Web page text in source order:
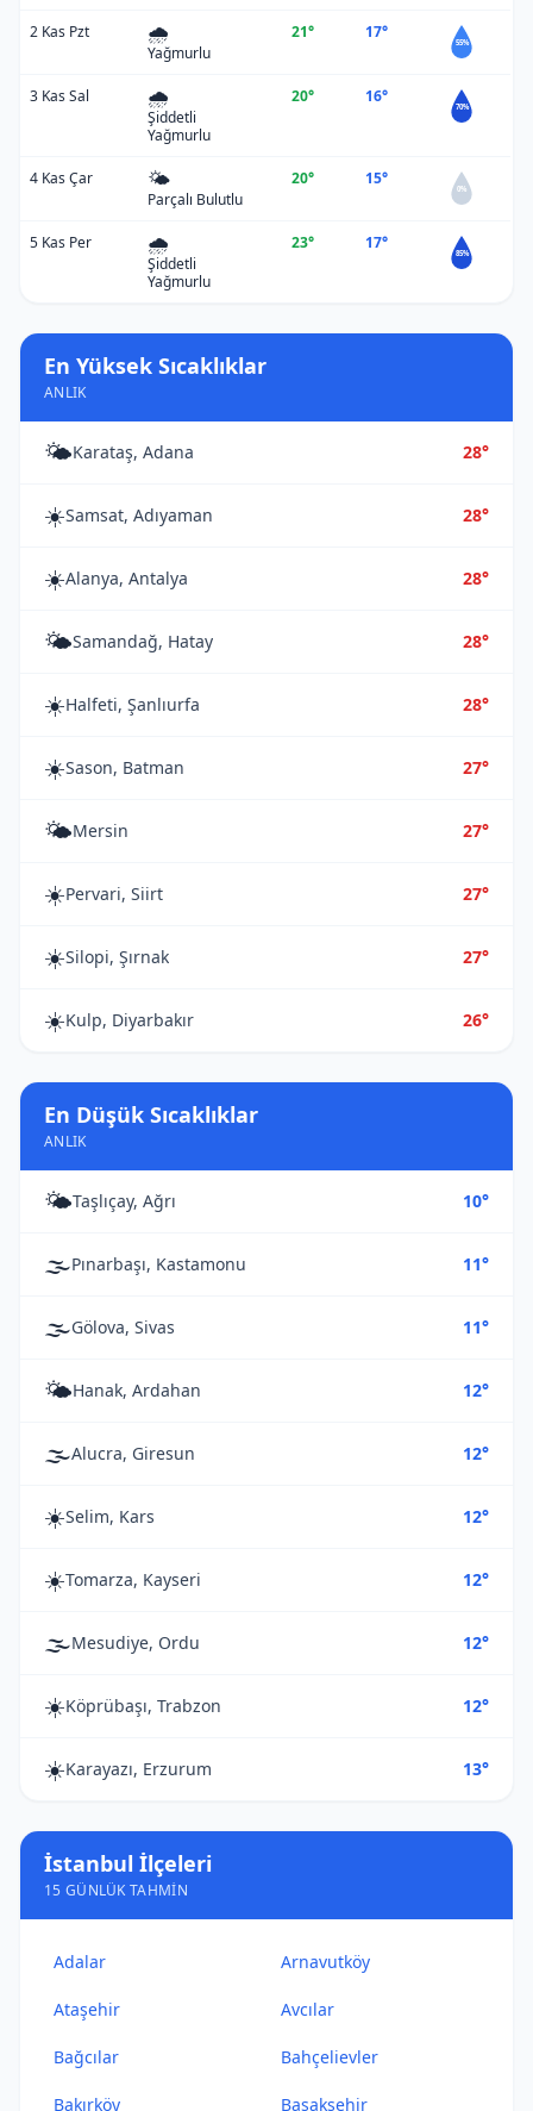
2 Kas Pzt 🌧️
Yağmurlu
21° 17°
55%
3 Kas Sal 🌧️
Şiddetli
Yağmurlu
20° 16°
70%
4 Kas Çar 🌤️
Parçalı Bulutlu
20° 15°
0%
5 Kas Per 🌧️
Şiddetli
Yağmurlu
23° 17°
85%
En Yüksek Sıcaklıklar
ANLIK
🌤️Karataş, Adana 28°
☀️Samsat, Adıyaman 28°
☀️Alanya, Antalya 28°
🌤️Samandağ, Hatay 28°
☀️Halfeti, Şanlıurfa 28°
☀️Sason, Batman 27°
🌤️Mersin 27°
☀️Pervari, Siirt 27°
☀️Silopi, Şırnak 27°
☀️Kulp, Diyarbakır 26°
En Düşük Sıcaklıklar
ANLIK
🌤️Taşlıçay, Ağrı 10°
🌫️Pınarbaşı, Kastamonu 11°
🌫️Gölova, Sivas 11°
🌤️Hanak, Ardahan 12°
🌫️Alucra, Giresun 12°
☀️Selim, Kars 12°
☀️Tomarza, Kayseri 12°
🌫️Mesudiye, Ordu 12°
☀️Köprübaşı, Trabzon 12°
☀️Karayazı, Erzurum 13°
İstanbul İlçeleri
15 GÜNLÜK TAHMIN
Adalar Arnavutköy
Ataşehir Avcılar
Bağcılar Bahçelievler
Bakırköy Başakşehir